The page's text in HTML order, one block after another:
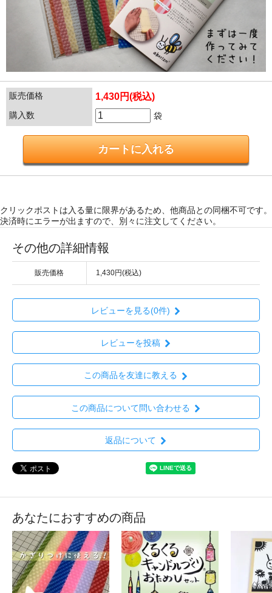
販売価格 1,430円(税込)
購入数 袋
クリックポストは入る量に限界があるため、他商品との同梱不可です。
決済時にエラーが出ますので、別々に注文してください。
その他の詳細情報
販売価格 1,430円(税込)
レビューを見る(0件)
レビューを投稿
この商品を友達に教える
この商品について問い合わせる
返品について
あなたにおすすめの商品